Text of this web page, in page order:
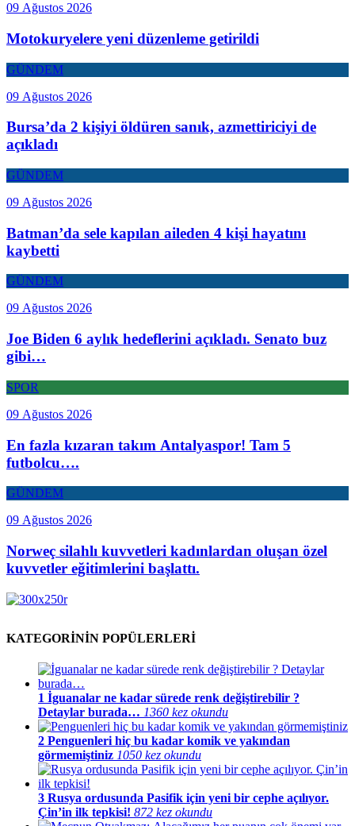
09 Ağustos 2026
Motokuryelere yeni düzenleme getirildi
GÜNDEM
09 Ağustos 2026
Bursa’da 2 kişiyi öldüren sanık, azmettiriciyi de
açıkladı
GÜNDEM
09 Ağustos 2026
Batman’da sele kapılan aileden 4 kişi hayatını
kaybetti
GÜNDEM
09 Ağustos 2026
Joe Biden 6 aylık hedeflerini açıkladı. Senato buz
gibi…
SPOR
09 Ağustos 2026
En fazla kızaran takım Antalyaspor! Tam 5
futbolcu….
GÜNDEM
09 Ağustos 2026
Norweç silahlı kuvvetleri kadınlardan oluşan özel
kuvvetler eğitimlerini başlattı.
KATEGORİNİN POPÜLERLERİ
1 İguanalar ne kadar sürede renk değiştirebilir ?
Detaylar burada… 1360 kez okundu
2 Penguenleri hiç bu kadar komik ve yakından
görmemiştiniz 1050 kez okundu
3 Rusya ordusunda Pasifik için yeni bir cephe açılıyor.
Çin’in ilk tepkisi! 872 kez okundu